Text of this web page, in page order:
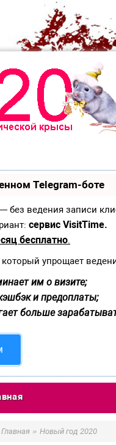
Telegram-боте
— без ведения записи
сервис VisitTime.
бесплатно.
упрощает
им о визите;
и предоплаты;
больше
Главная » Новый год 2020